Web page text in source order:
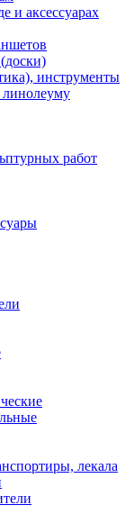
и аксессуарах
инструменты
работ
лекала